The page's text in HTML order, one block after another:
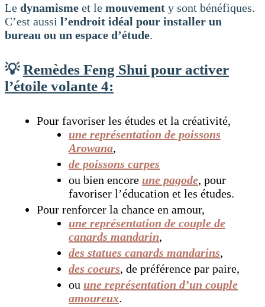
Le dynamisme et le mouvement y sont bénéfiques.
C’est aussi l’endroit idéal pour installer un
bureau ou un espace d’étude.
💡Remèdes Feng Shui pour activer
l’étoile volante 4:
Pour favoriser les études et la créativité,
une représentation de poissons
Arowana,
de poissons carpes
ou bien encore une pagode, pour
favoriser l’éducation et les études.
Pour renforcer la chance en amour,
une représentation de couple de
canards mandarin,
des statues canards mandarins,
des coeurs, de préférence par paire,
ou une représentation d’un couple
amoureux.